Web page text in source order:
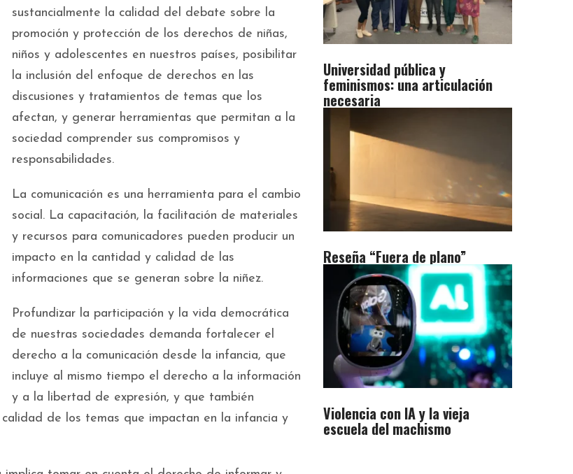
sustancialmente la calidad del debate sobre la
promoción y protección de los derechos de niñas,
niños y adolescentes en nuestros países, posibilitar
la inclusión del enfoque de derechos en las
discusiones y tratamientos de temas que los
afectan, y generar herramientas que permitan a la
sociedad comprender sus compromisos y
responsabilidades.
La comunicación es una herramienta para el cambio
social. La capacitación, la facilitación de materiales
y recursos para comunicadores pueden producir un
impacto en la cantidad y calidad de las
informaciones que se generan sobre la niñez.
Profundizar la participación y la vida democrática
de nuestras sociedades demanda fortalecer el
derecho a la comunicación desde la infancia, que
incluye al mismo tiempo el derecho a la información
y a la libertad de expresión, y que también
de los temas que impactan en la infancia y
Universidad pública y
feminismos: una articulación
necesaria
Reseña “Fuera de plano”
Violencia con IA y la vieja
escuela del machismo